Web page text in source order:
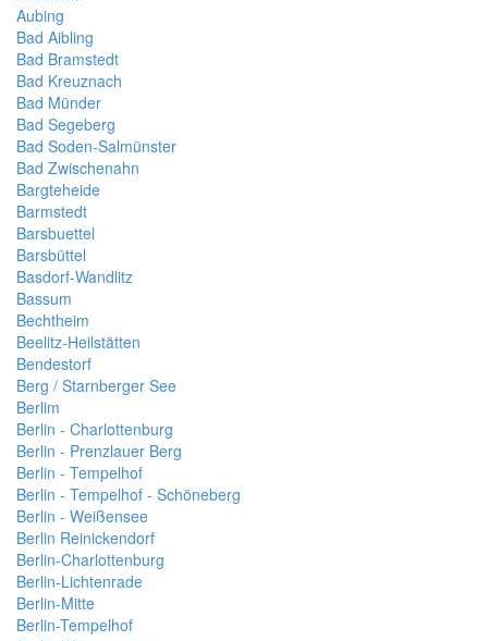
Aubing
Bad Aibling
Bad Bramstedt
Bad Kreuznach
Bad Münder
Bad Segeberg
Bad Soden-Salmünster
Bad Zwischenahn
Bargteheide
Barmstedt
Barsbuettel
Barsbüttel
Basdorf-Wandlitz
Bassum
Bechtheim
Beelitz-Heilstätten
Bendestorf
Berg / Starnberger See
Berlim
Berlin - Charlottenburg
Berlin - Prenzlauer Berg
Berlin - Tempelhof
Berlin - Tempelhof - Schöneberg
Berlin - Weißensee
Berlin Reinickendorf
Berlin-Charlottenburg
Berlin-Lichtenrade
Berlin-Mitte
Berlin-Tempelhof